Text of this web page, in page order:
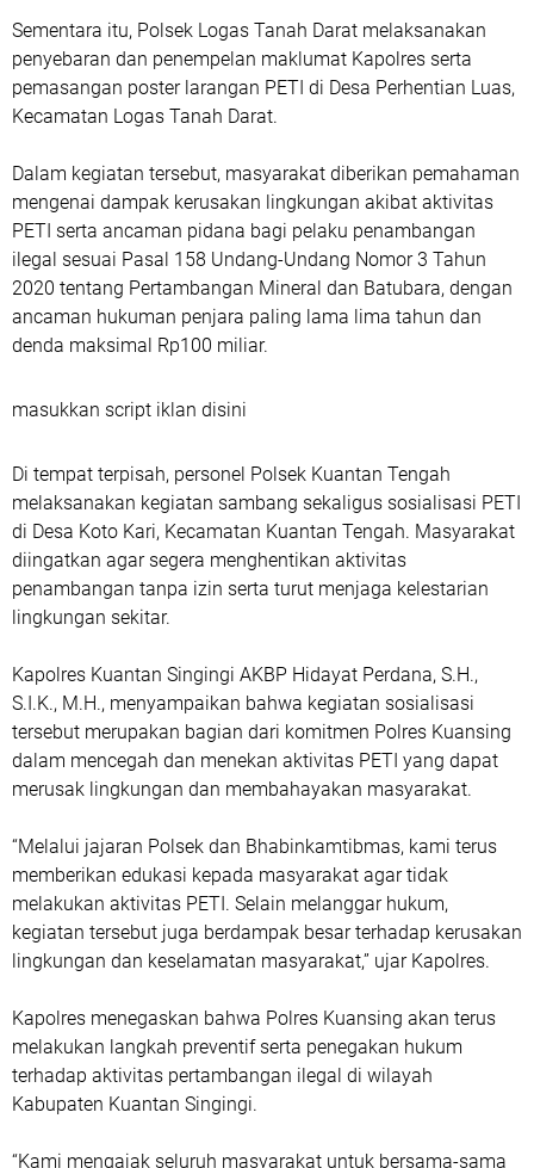
Sementara itu, Polsek Logas Tanah Darat melaksanakan
penyebaran dan penempelan maklumat Kapolres serta
pemasangan poster larangan PETI di Desa Perhentian Luas,
Kecamatan Logas Tanah Darat.
Dalam kegiatan tersebut, masyarakat diberikan pemahaman
mengenai dampak kerusakan lingkungan akibat aktivitas
PETI serta ancaman pidana bagi pelaku penambangan
ilegal sesuai Pasal 158 Undang-Undang Nomor 3 Tahun
2020 tentang Pertambangan Mineral dan Batubara, dengan
ancaman hukuman penjara paling lama lima tahun dan
denda maksimal Rp100 miliar.
masukkan script iklan disini
Di tempat terpisah, personel Polsek Kuantan Tengah
melaksanakan kegiatan sambang sekaligus sosialisasi PETI
di Desa Koto Kari, Kecamatan Kuantan Tengah. Masyarakat
diingatkan agar segera menghentikan aktivitas
penambangan tanpa izin serta turut menjaga kelestarian
lingkungan sekitar.
Kapolres Kuantan Singingi AKBP Hidayat Perdana, S.H.,
S.I.K., M.H., menyampaikan bahwa kegiatan sosialisasi
tersebut merupakan bagian dari komitmen Polres Kuansing
dalam mencegah dan menekan aktivitas PETI yang dapat
merusak lingkungan dan membahayakan masyarakat.
“Melalui jajaran Polsek dan Bhabinkamtibmas, kami terus
memberikan edukasi kepada masyarakat agar tidak
melakukan aktivitas PETI. Selain melanggar hukum,
kegiatan tersebut juga berdampak besar terhadap kerusakan
lingkungan dan keselamatan masyarakat,” ujar Kapolres.
Kapolres menegaskan bahwa Polres Kuansing akan terus
melakukan langkah preventif serta penegakan hukum
terhadap aktivitas pertambangan ilegal di wilayah
Kabupaten Kuantan Singingi.
“Kami mengajak seluruh masyarakat untuk bersama-sama